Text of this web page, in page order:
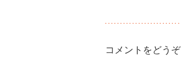
コメントをどうぞ